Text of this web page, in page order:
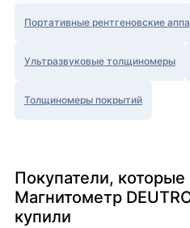
Портативные рентгеновские
Ультразвуковые толщиномеры
Толщиномеры покрытий
Покупатели,
Магнитометр
купили